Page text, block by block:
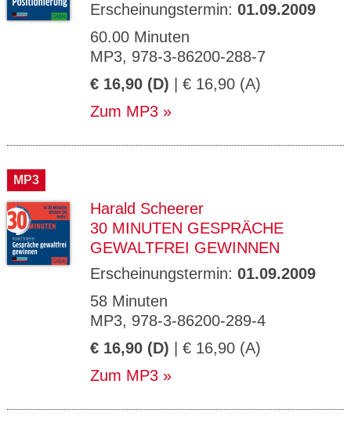
Erscheinungstermin: 01.09.2009
60.00 Minuten
MP3, 978-3-86200-288-7
€ 16,90 (D) | € 16,90 (A)
Zum MP3
MP3
Harald Scheerer
30 MINUTEN GESPRÄCHE
GEWALTFREI GEWINNEN
Erscheinungstermin: 01.09.2009
58 Minuten
MP3, 978-3-86200-289-4
€ 16,90 (D) | € 16,90 (A)
Zum MP3